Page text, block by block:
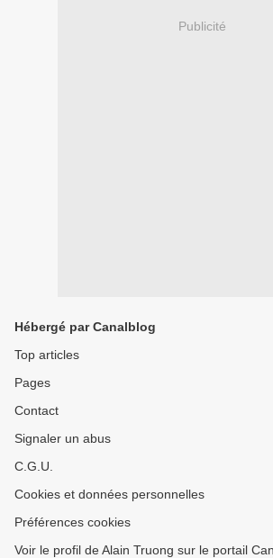
Publicité
Hébergé par Canalblog
Top articles
Pages
Contact
Signaler un abus
C.G.U.
Cookies et données personnelles
Préférences cookies
Voir le profil de Alain Truong sur le portail